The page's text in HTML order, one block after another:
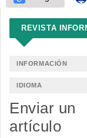
REVISTA
INFORMACIÓN
IDIOMA
Enviar un
artículo